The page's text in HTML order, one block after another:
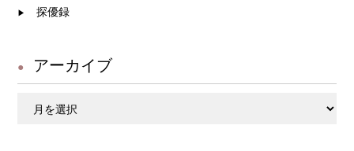
探優録
アーカイブ